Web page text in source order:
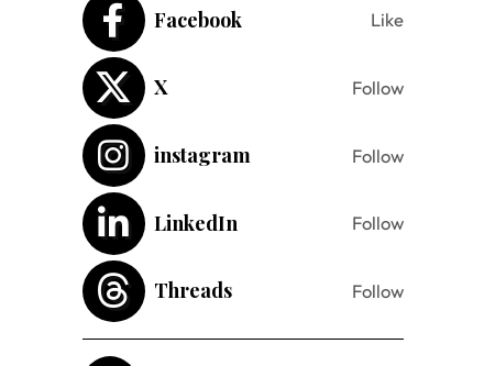
Facebook
Like
X Follow
instagram Follow
LinkedIn Follow
Threads Follow